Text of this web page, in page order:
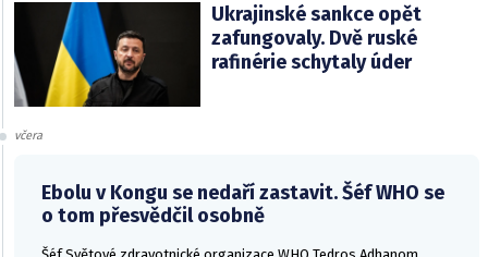
Ukrajinské sankce opět
zafungovaly. Dvě ruské
rafinérie schytaly úder
včera
Ebolu v Kongu se nedaří zastavit. Šéf WHO se
o tom přesvědčil osobně